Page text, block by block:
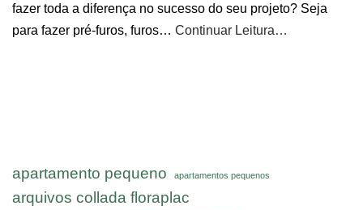
fazer toda a diferença no sucesso do seu projeto? Seja
para fazer pré-furos, furos… Continuar Leitura…
apartamento pequeno apartamentos pequenos
arquivos collada floraplac